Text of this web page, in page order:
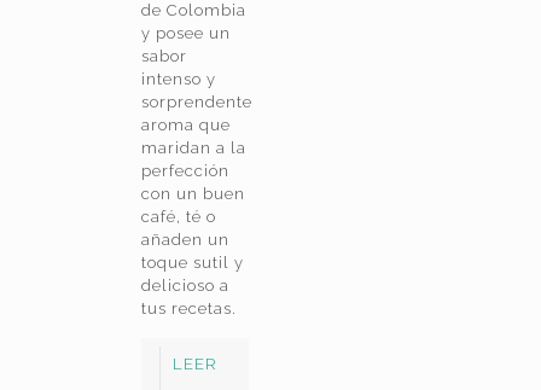
de Colombia
y posee un
sabor
intenso y
sorprendente
aroma que
maridan a la
perfección
con un buen
café, té o
añaden un
toque sutil y
delicioso a
tus recetas.
LEER